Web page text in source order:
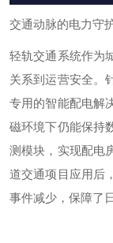
交通动脉的电力守
轻轨交通系统作为
关系到运营安全。
专用的智能配电解
磁环境下仍能保持
测模块，实现配电
道交通项目应用后
事件减少，保障了